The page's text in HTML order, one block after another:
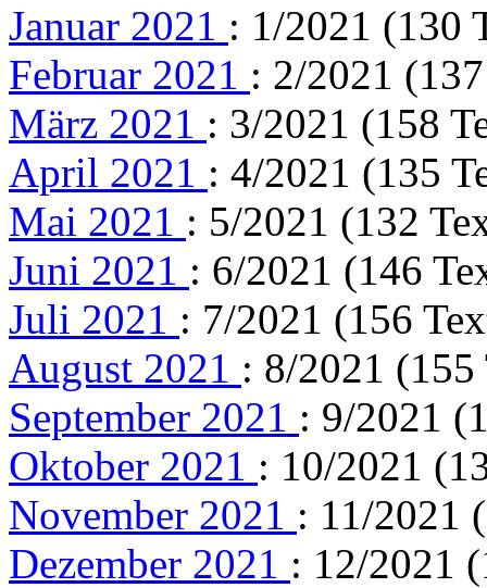
Januar 2021 : 1/2021 (130
Februar 2021 : 2/2021
März 2021 : 3/2021 (158
April 2021 : 4/2021 (135
Mai 2021 : 5/2021 (132
Juni 2021 : 6/2021 (146
Juli 2021 : 7/2021 (156
August 2021 : 8/2021 (155
September 2021 : 9/2021
Oktober 2021 : 10/2021
November 2021 : 11/2021
Dezember 2021 : 12/2021